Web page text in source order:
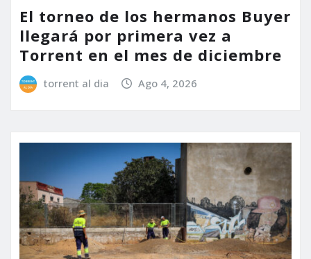
El torneo de los hermanos Buyer
llegará por primera vez a
Torrent en el mes de diciembre
torrent al dia Ago 4, 2026